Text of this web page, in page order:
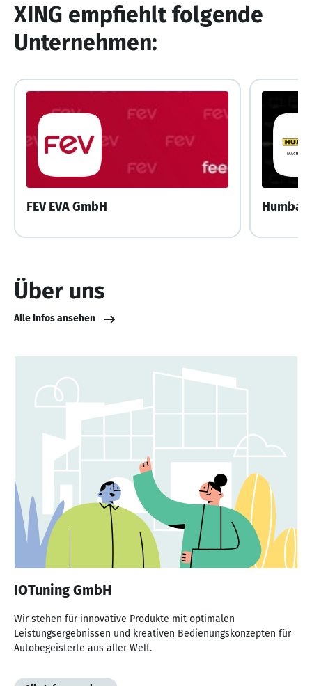
XING empfiehlt folgende
Unternehmen:
FEV EVA GmbH
Über uns
Alle Infos ansehen
IOTuning GmbH
Wir stehen für innovative Produkte mit optimalen
Leistungsergebnissen und kreativen Bedienungskonzepten für
Autobegeisterte aus aller Welt.